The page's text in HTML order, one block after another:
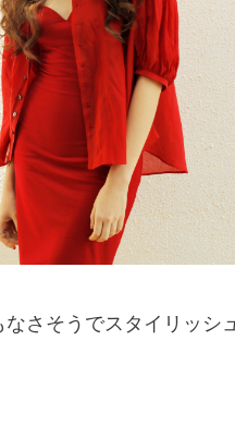
さそうでスタイリッシ